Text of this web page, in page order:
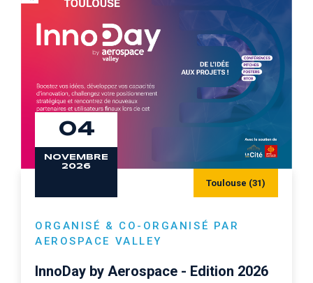
04
NOVEMBRE
2026
Toulouse (31)
ORGANISÉ & CO-ORGANISÉ PAR
AEROSPACE VALLEY
InnoDay by Aerospace - Edition 2026